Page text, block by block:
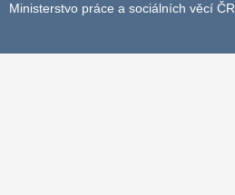
Ministerstvo práce a sociálních věcí ČR